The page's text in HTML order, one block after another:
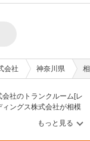
会社 神奈川県
社のトランクルーム[レ
ングス株式会社が相模
ンタルコンテナなどの
[賃料]・セキュリティ・